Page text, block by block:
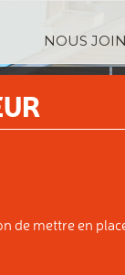
NOUS
de mettre en